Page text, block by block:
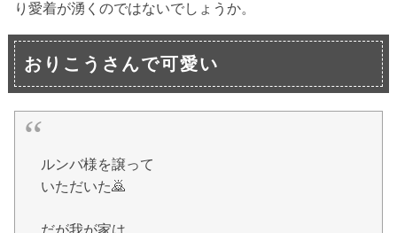
り愛着が湧くのではないでしょうか。
おりこうさんで可愛い
ルンバ様を譲って
いただいた🙇
だが我が家は